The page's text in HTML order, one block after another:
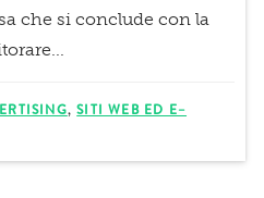
che si conclude con la
,SITI WEB ED E–